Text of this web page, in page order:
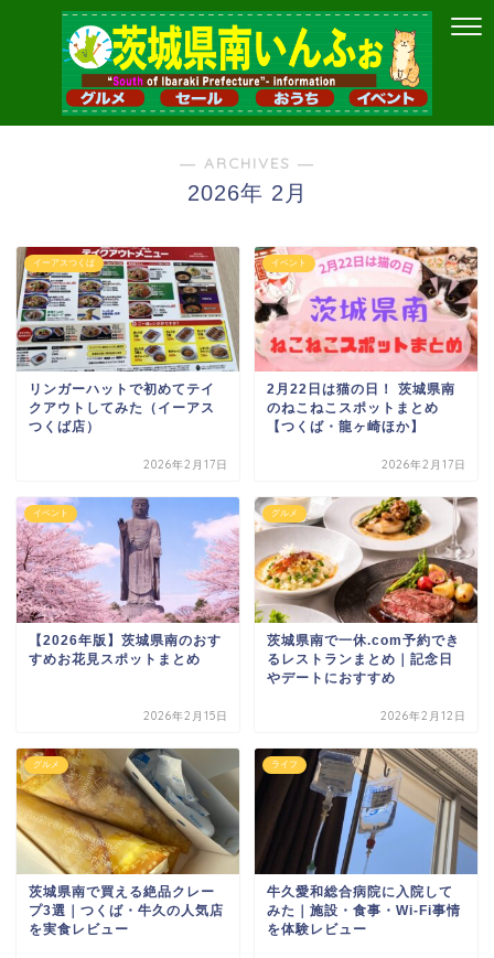
― ARCHIVES ―
2026年 2月
イーアスつくば
リンガーハットで初めてテイ
クアウトしてみた（イーアス
つくば店）
2026年2月17日
イベント
2月22日は猫の日！ 茨城県南
のねこねこスポットまとめ
【つくば・龍ヶ崎ほか】
2026年2月17日
イベント
【2026年版】茨城県南のおす
すめお花見スポットまとめ
2026年2月15日
グルメ
茨城県南で一休.com予約でき
るレストランまとめ｜記念日
やデートにおすすめ
2026年2月12日
グルメ
茨城県南で買える絶品クレー
プ3選｜つくば・牛久の人気店
を実食レビュー
ライフ
牛久愛和総合病院に入院して
みた｜施設・食事・Wi-Fi事情
を体験レビュー